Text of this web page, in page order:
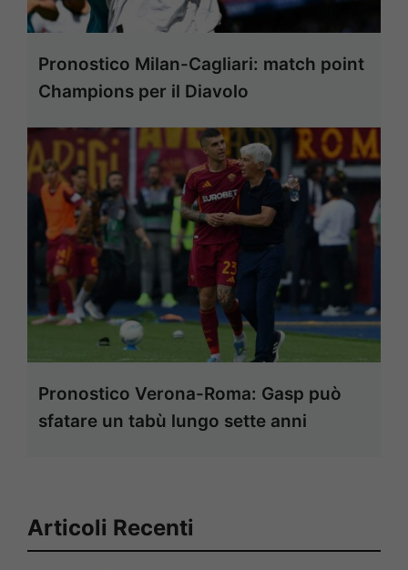
Pronostico Milan-Cagliari: match point
Champions per il Diavolo
Pronostico Verona-Roma: Gasp può
sfatare un tabù lungo sette anni
Articoli Recenti